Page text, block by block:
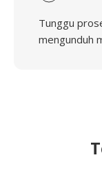
Tunggu
mengunduh